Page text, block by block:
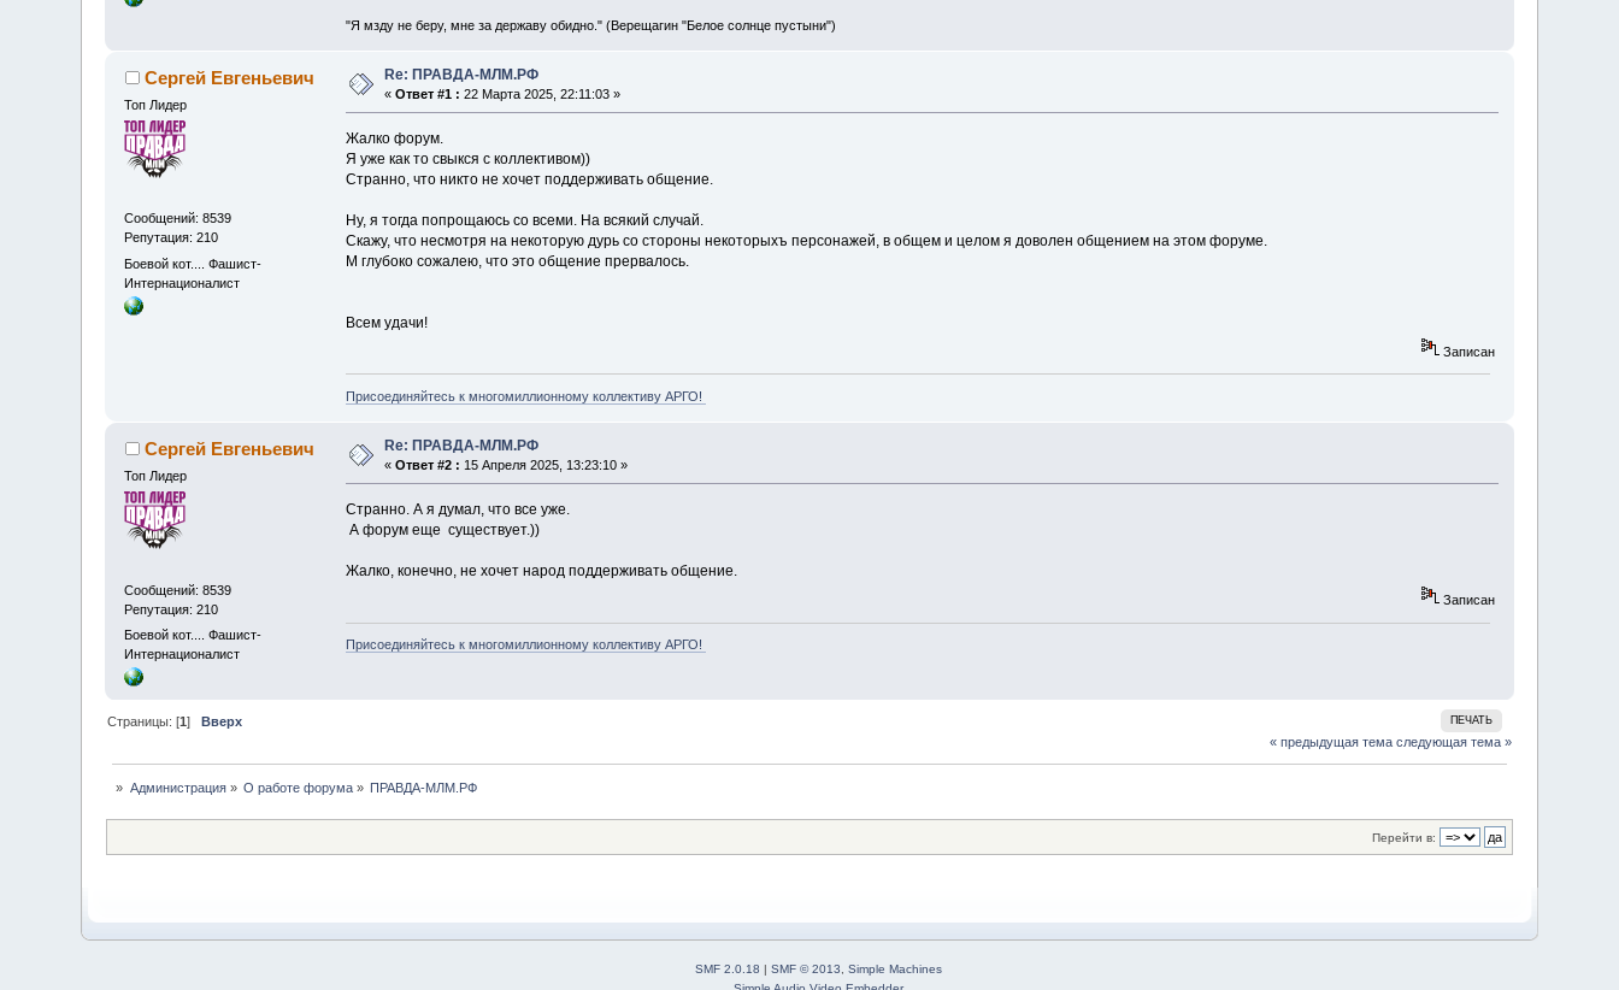
"Я мзду не беру, мне за державу обидно." (Верещагин "Белое солнце пустыни")
Сергей Евгеньевич
Топ Лидер
Сообщений: 8539
Репутация: 210
Боевой кот.... Фашист-
Интернационалист
Re: ПРАВДА-МЛМ.РФ
«Ответ #1 : 22 Марта 2025, 22:11:03 »
Жалко форум.
Я уже как то свыкся с коллективом))
Странно, что никто не хочет поддерживать общение.
Ну, я тогда попрощаюсь со всеми. На всякий случай.
Скажу, что несмотря на некоторую дурь со стороны некоторыхъ персонажей, в общем и целом я доволен общением на этом форуме.
М глубоко сожалею, что это общение прервалось.
Всем удачи!
Записан
Присоединяйтесь к многомиллионному коллективу АРГО!
Сергей Евгеньевич
Топ Лидер
Сообщений: 8539
Репутация: 210
Боевой кот.... Фашист-
Интернационалист
Re: ПРАВДА-МЛМ.РФ
«Ответ #2 : 15 Апреля 2025, 13:23:10 »
Странно. А я думал, что все уже.
А форум еще существует.))
Жалко, конечно, не хочет народ поддерживать общение.
Записан
Присоединяйтесь к многомиллионному коллективу АРГО!
ПЕЧАТЬ
Страницы: [1]Вверх
« предыдущая тема следующая тема »
» Администрация» О работе форума » ПРАВДА-МЛМ.РФ
Перейти в:
SMF 2.0.18 | SMF © 2013
Simple Machines